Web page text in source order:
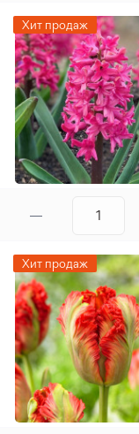
Хит продаж
Хит продаж